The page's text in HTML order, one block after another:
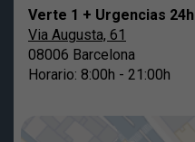
Verte 1 + Urgencias 24h
Via Augusta, 61
08006 Barcelona
Horario: 8:00h - 21:00h